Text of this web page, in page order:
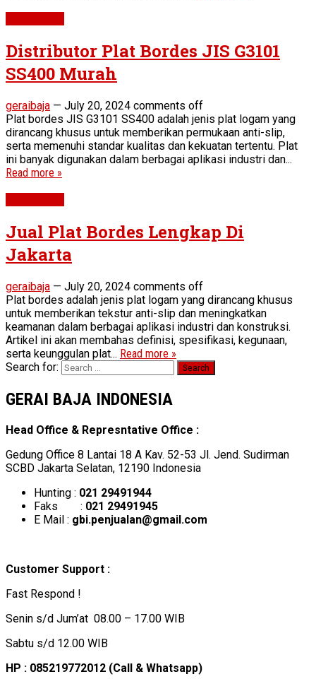
Distributor Plat Bordes JIS G3101
SS400 Murah
geraibaja — July 20, 2024 comments off
Plat bordes JIS G3101 SS400 adalah jenis plat logam yang
dirancang khusus untuk memberikan permukaan anti-slip,
serta memenuhi standar kualitas dan kekuatan tertentu. Plat
ini banyak digunakan dalam berbagai aplikasi industri dan...
Read more »
Jual Plat Bordes Lengkap Di
Jakarta
geraibaja — July 20, 2024 comments off
Plat bordes adalah jenis plat logam yang dirancang khusus
untuk memberikan tekstur anti-slip dan meningkatkan
keamanan dalam berbagai aplikasi industri dan konstruksi.
Artikel ini akan membahas definisi, spesifikasi, kegunaan,
serta keunggulan plat... Read more »
Search for:
GERAI BAJA INDONESIA
Head Office & Represntative Office :
Gedung Office 8 Lantai 18 A Kav. 52-53 Jl. Jend. Sudirman
SCBD Jakarta Selatan, 12190 Indonesia
Hunting : 021 29491944
Faks : 021 29491945
E Mail : gbi.penjualan@gmail.com
Customer Support :
Fast Respond !
Senin s/d Jum’at 08.00 – 17.00 WIB
Sabtu s/d 12.00 WIB
HP : 085219772012 (Call & Whatsapp)